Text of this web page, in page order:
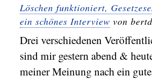
Löschen funktioniert,
ein schönes Interview von
Drei verschiedenen
sind mir gestern abend &
meiner Meinung nach ein